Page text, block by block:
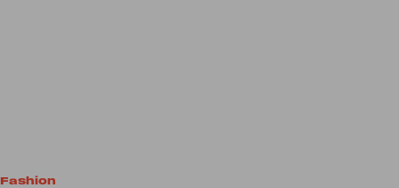
Fashion